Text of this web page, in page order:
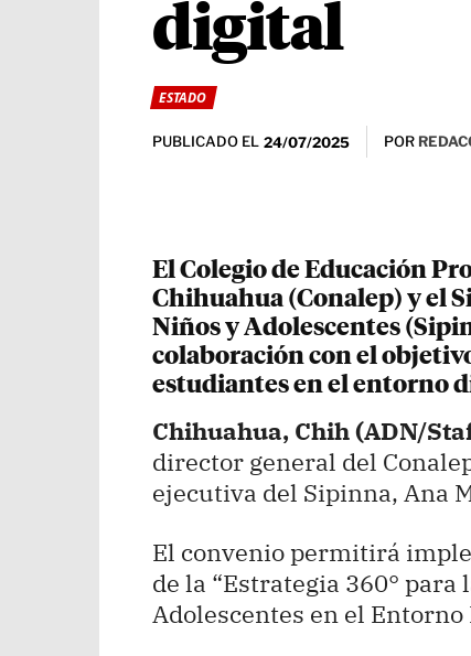
digital
ESTADO
PUBLICADO EL 24/07/2025 POR
El Colegio de Educación
Chihuahua (Conalep) y el
Niños y Adolescentes
colaboración con el
estudiantes en el entorno
Chihuahua, Chih (ADN/
director general del
ejecutiva del Sipinna, Ana
El convenio permitirá
de la “Estrategia 360°
Adolescentes en el Entorno